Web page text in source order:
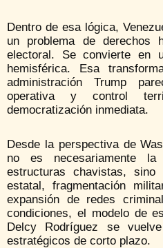
Dentro de esa lógica,
un problema de derechos
electoral. Se convierte en
hemisférica. Esa
administración Trump
operativa y control
democratización inmediata.
Desde la perspectiva de
no es necesariamente la
estructuras chavistas,
estatal, fragmentación
expansión de redes
condiciones, el modelo de
Delcy Rodríguez se
estratégicos de corto plazo.